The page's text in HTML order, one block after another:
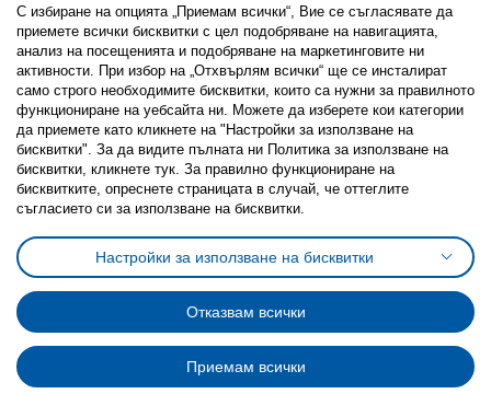
Последвайте ни:
FacebookTwitterYoutubePinterestInstagram
Политика за използване на бисквитки (Cookies)
Избор на настройки за използване на бисквитки
Условия за ползване на ikea.bgОбща политика за личните данни
Политика за защита на личните данни на ikea.bg
Общи условия на програма IKEA Family
Политика за защита на лични данни на програма IKEA Family
С избиране на опцията „Приемам всички“, Вие се съгласявате да
приемете всички бисквитки с цел подобряване на навигацията,
анализ на посещенията и подобряване на маркетинговите ни
активности. При избор на „Отхвърлям всички“ ще се инсталират
само строго необходимитe бисквитки, които са нужни за правилното
функциониране на уебсайта ни. Можете да изберете кои категории
да приемете като кликнете на "Настройки за използване на
бисквитки". За да видите пълната ни Политика за използване на
бисквитки, кликнете тук. За правилно функциониране на
бисквитките, опреснете страницата в случай, че оттеглите
съгласието си за използване на бисквитки.
Настройки за използване на бисквитки
Отказвам всички
Приемам всички